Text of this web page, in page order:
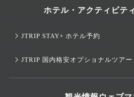
ホテル・アクティビテ
JTRIP STAY+ ホテル予約
JTRIP 国内格安オプショナルツアー